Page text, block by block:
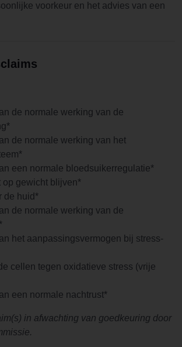
voorkeur en het advies van een
de normale werking van de
de normale werking van het
een normale bloedsuikerregulatie*
op gewicht blijven*
de huid*
de normale werking van de
het aanpassingsvermogen bij stress-
cellen tegen oxidatieve stress (vrije
een normale nachtrust*
in afwachting van goedkeuring door